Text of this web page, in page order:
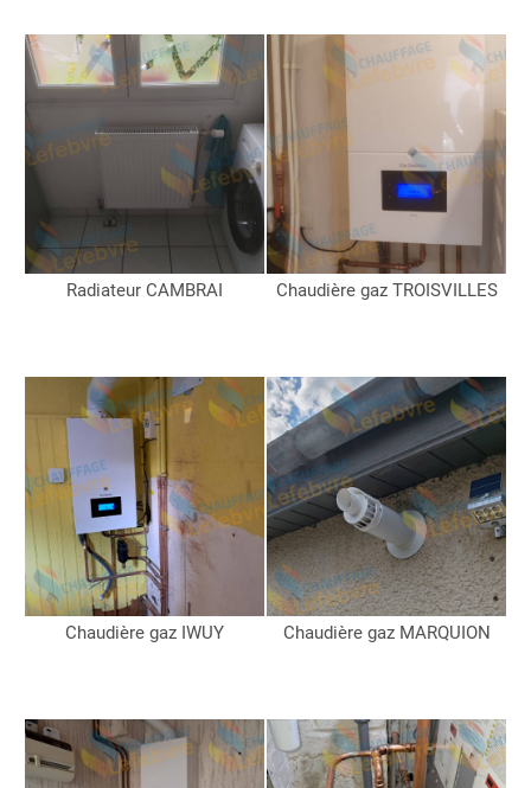
Radiateur CAMBRAI Chaudière gaz TROISVILLES
Chaudière gaz IWUY Chaudière gaz MARQUION